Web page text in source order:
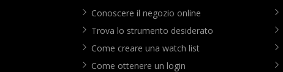
Conoscere il negozio online
Trova lo strumento desiderato
Come creare una watch list
Come ottenere un login